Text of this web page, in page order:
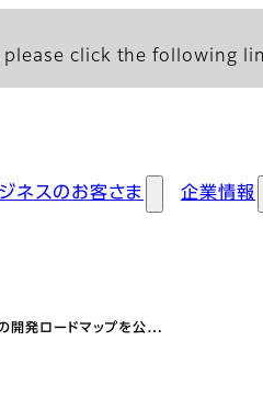
please click the following
ネスのお客さま 企業情報
開発ロードマップを公…